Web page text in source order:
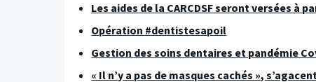
Les aides de la CARCDSF seront versées à
Opération #dentistesapoil
Gestion des soins dentaires et pandémie
« Il n’y a pas de masques cachés »,